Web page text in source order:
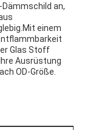
an,
einem
Glas Stoff
Ausrüstung
OD-Größe.